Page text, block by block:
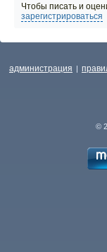
Чтобы писать и
зарегистрироваться
администрация |
©